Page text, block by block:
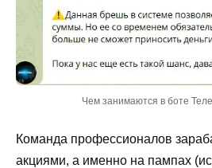
Чем занимаются в боте
Команда профессионалов
акциями, а именно на пампах